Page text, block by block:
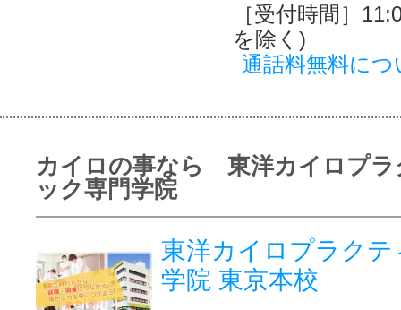
［受付時間］
を除く)
通話料無料につ
カイロの事なら 東洋カイロプラ
ック専門学院
東洋カイロプラクテ
学院 東京本校